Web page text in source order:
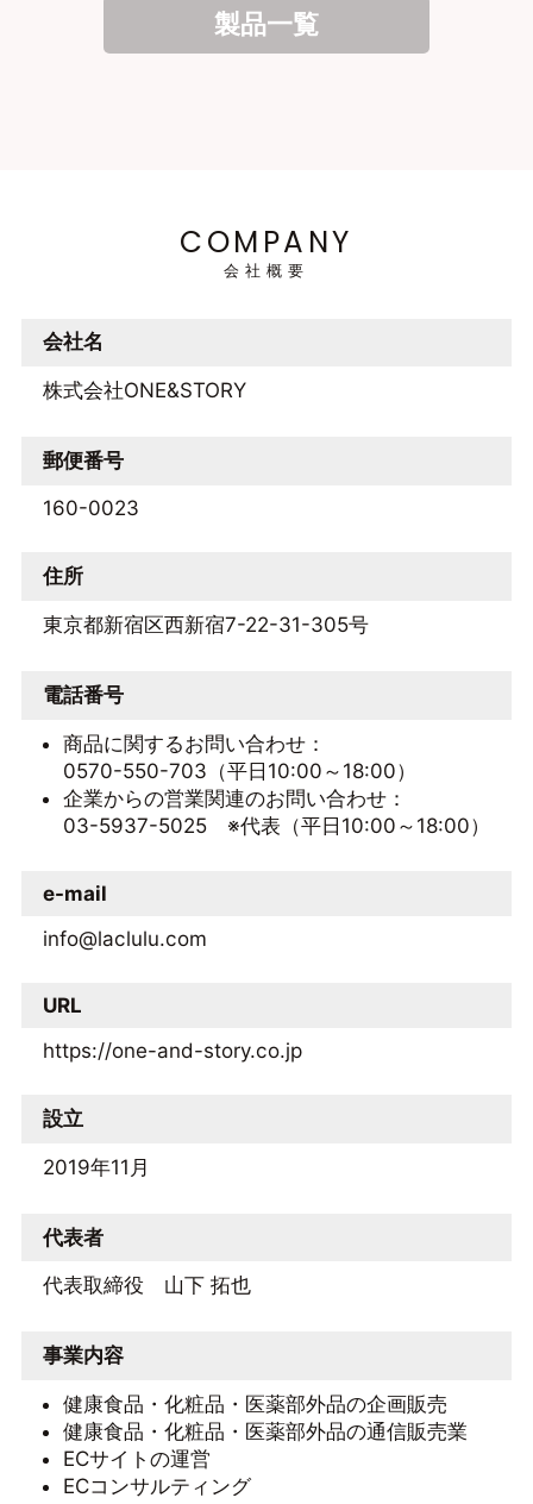
製品一覧
COMPANY
会社概要
会社名
株式会社ONE&STORY
郵便番号
160-0023
住所
東京都新宿区西新宿7-22-31-305号
電話番号
商品に関するお問い合わせ：
0570-550-703（平日10:00～18:00）
企業からの営業関連のお問い合わせ：
03-5937-5025 ※代表（平日10:00～18:00）
e-mail
info@laclulu.com
URL
https://one-and-story.co.jp
設立
2019年11月
代表者
代表取締役 山下 拓也
事業内容
健康食品・化粧品・医薬部外品の企画販売
健康食品・化粧品・医薬部外品の通信販売業
ECサイトの運営
ECコンサルティング